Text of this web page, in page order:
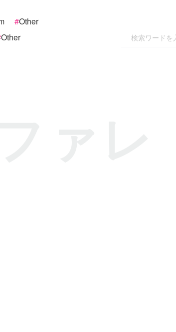
#Other
Other
レ